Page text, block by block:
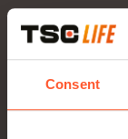
Consent
EIN-KNOPF-
Fluido